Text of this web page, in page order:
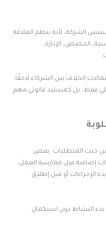
لأنه ينظم العلاقة
الحصص، الإدارة،
بين الشركاء لاحقًا.
بل كمستند قانوني مهم
المتطلبات. بعض
قبل ممارسة العمل،
أو قبل إطلاق
النشاط دون استكمال